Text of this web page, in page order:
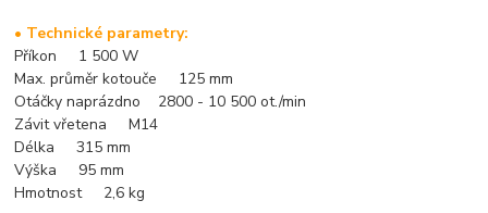
• Technické parametry:
Příkon 1 500 W
Max. průměr kotouče 125 mm
Otáčky naprázdno 2800 - 10 500 ot./min
Závit vřetena M14
Délka 315 mm
Výška 95 mm
Hmotnost 2,6 kg